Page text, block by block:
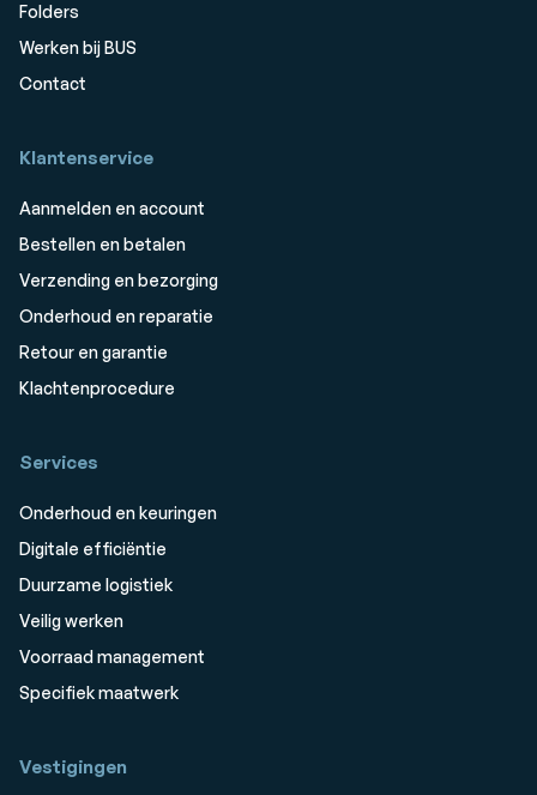
Folders
Werken bij BUS
Contact
Klantenservice
Aanmelden en account
Bestellen en betalen
Verzending en bezorging
Onderhoud en reparatie
Retour en garantie
Klachtenprocedure
Services
Onderhoud en keuringen
Digitale efficiëntie
Duurzame logistiek
Veilig werken
Voorraad management
Specifiek maatwerk
Vestigingen